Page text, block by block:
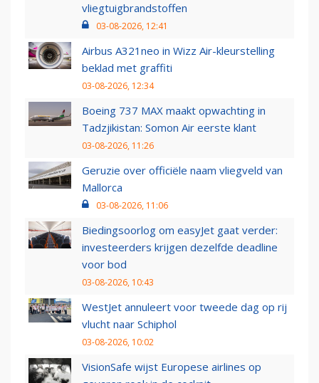
vliegtuigbrandstoffen
03-08-2026, 12:41
Airbus A321neo in Wizz Air-kleurstelling
beklad met graffiti
03-08-2026, 12:34
Boeing 737 MAX maakt opwachting in
Tadzjikistan: Somon Air eerste klant
03-08-2026, 11:26
Geruzie over officiële naam vliegveld van
Mallorca
03-08-2026, 11:06
Biedingsoorlog om easyJet gaat verder:
investeerders krijgen dezelfde deadline
voor bod
03-08-2026, 10:43
WestJet annuleert voor tweede dag op rij
vlucht naar Schiphol
03-08-2026, 10:02
VisionSafe wijst Europese airlines op